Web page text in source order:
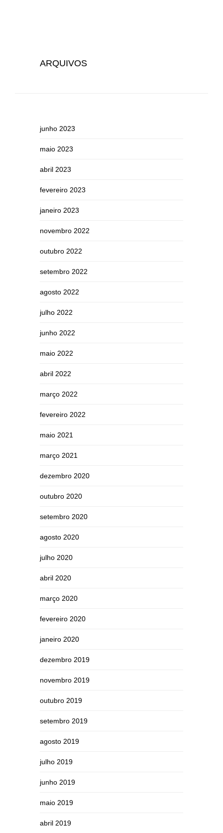
ARQUIVOS
junho 2023
maio 2023
abril 2023
fevereiro 2023
janeiro 2023
novembro 2022
outubro 2022
setembro 2022
agosto 2022
julho 2022
junho 2022
maio 2022
abril 2022
março 2022
fevereiro 2022
maio 2021
março 2021
dezembro 2020
outubro 2020
setembro 2020
agosto 2020
julho 2020
abril 2020
março 2020
fevereiro 2020
janeiro 2020
dezembro 2019
novembro 2019
outubro 2019
setembro 2019
agosto 2019
julho 2019
junho 2019
maio 2019
abril 2019